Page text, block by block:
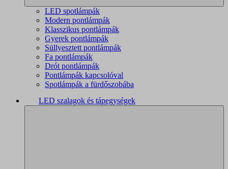
LED spotlámpák
Modern pontlámpák
Klasszikus pontlámpák
Gyerek pontlámpák
Süllyesztett pontlámpák
Fa pontlámpák
Drót pontlámpák
Pontlámpák kapcsolóval
Spotlámpák a fürdőszobába
LED szalagok és tápegységek